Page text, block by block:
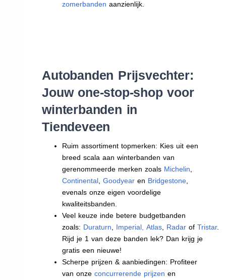
zomerbanden aanzienlijk.
Autobanden Prijsvechter:
Jouw one-stop-shop voor
winterbanden in
Tiendeveen
Ruim assortiment topmerken: Kies uit een
breed scala aan winterbanden van
gerenommeerde merken zoals Michelin
Continental ,Goodyear en Bridgestone
evenals onze eigen voordelige
kwaliteitsbanden.
Veel keuze inde betere budgetbanden
zoals: Duraturn Imperial Atlas Radar ofTristar.
Rijd je 1 van deze banden lek? Dan krijg je
gratis een nieuwe!
Scherpe prijzen & aanbiedingen: Profiteer
van onzeconcurrerende prijzen en